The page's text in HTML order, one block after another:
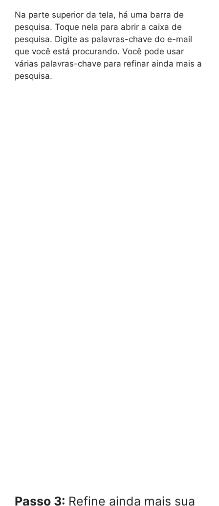
Na parte superior da tela, há uma barra de
pesquisa. Toque nela para abrir a caixa de
pesquisa. Digite as palavras-chave do e-mail
que você está procurando. Você pode usar
várias palavras-chave para refinar ainda mais a
pesquisa.
Passo 3: Refine ainda mais sua